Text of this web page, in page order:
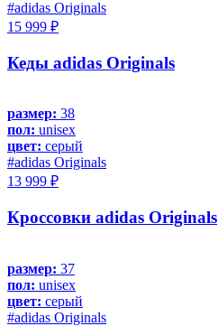
#adidas Originals
15 999 ₽
Кеды adidas Originals
размер: 38
пол: unisex
цвет: серый
#adidas Originals
13 999 ₽
Кроссовки adidas Originals
размер: 37
пол: unisex
цвет: серый
#adidas Originals